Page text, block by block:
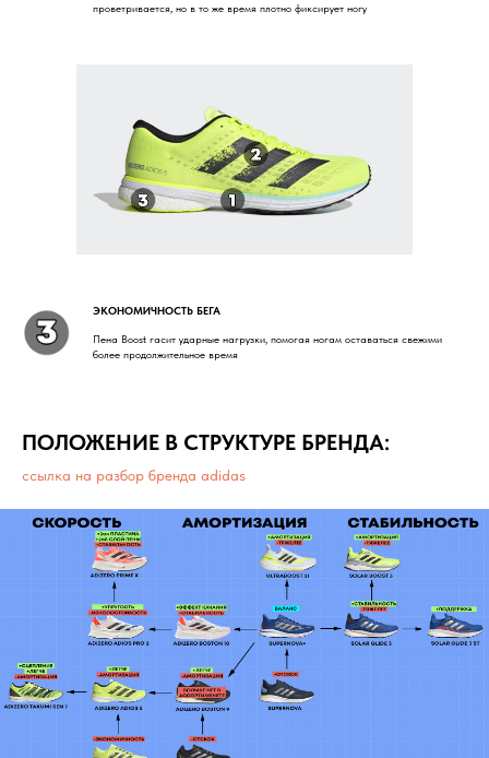
проветривается, но в то же время плотно фиксирует ногу
ЭКОНОМИЧНОСТЬ БЕГА
Пена Boost гасит ударные нагрузки, помогая ногам оставаться свежими
более продолжительное время
ПОЛОЖЕНИЕ В СТРУКТУРЕ БРЕНДА:
ссылка на разбор бренда adidas